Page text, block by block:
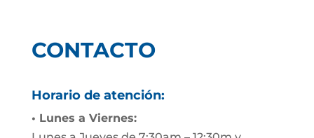
CONTACTO
Horario de atención:
• Lunes a Viernes: